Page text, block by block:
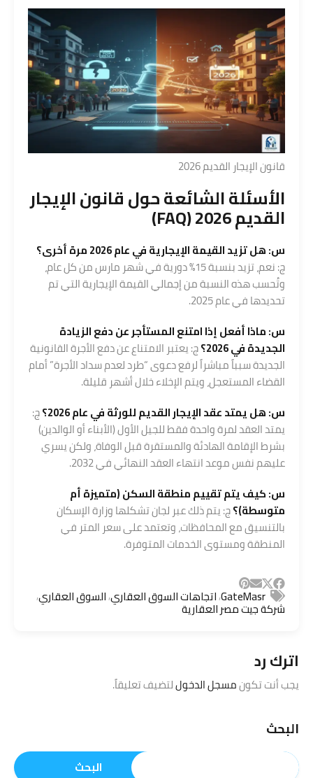
قانون الإيجار القديم 2026
الأسئلة الشائعة حول قانون الإيجار
القديم 2026 (FAQ)
س: هل تزيد القيمة الإيجارية في عام 2026 مرة أخرى؟
ج: نعم، تزيد بنسبة 15% دورية في شهر مارس من كل عام،
وتُحسب هذه النسبة من إجمالي القيمة الإيجارية التي تم
تحديدها في عام 2025.
س: ماذا أفعل إذا امتنع المستأجر عن دفع الزيادة
الجديدة في 2026؟
ج: يعتبر الامتناع عن دفع الأجرة القانونية
الجديدة سبباً مباشراً لرفع دعوى “طرد لعدم سداد الأجرة” أمام
القضاء المستعجل، ويتم الإخلاء خلال أشهر قليلة.
س: هل يمتد عقد الإيجار القديم للورثة في عام 2026؟
ج:
يمتد العقد لمرة واحدة فقط للجيل الأول (الأبناء أو الوالدين)
بشرط الإقامة الهادئة والمستقرة قبل الوفاة، ولكن يسري
عليهم نفس موعد انتهاء العقد النهائي في 2032.
س: كيف يتم تقييم منطقة السكن (متميزة أم
متوسطة)؟ج: يتم ذلك عبر لجان تشكلها وزارة الإسكان
بالتنسيق مع المحافظات، وتعتمد على سعر المتر في
المنطقة ومستوى الخدمات المتوفرة.
GateMasr
,اتجاهات السوق العقاري,السوق العقاري,
شركة جيت مصر العقارية
اترك رد
يجب أنت تكونمسجل الدخوللتضيف تعليقاً.
البحث
البحث